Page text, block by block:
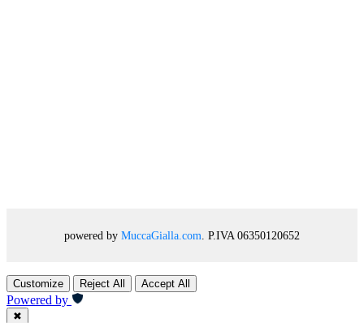
powered by MuccaGialla.com . P.IVA 06350120652
Customize Reject All Accept All
Powered by
✖